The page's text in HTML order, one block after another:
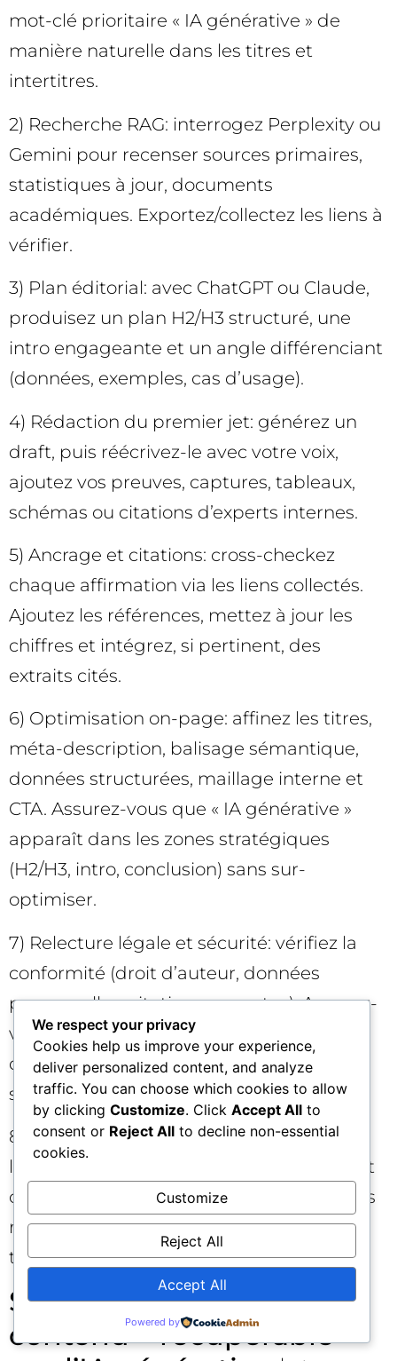
mot-clé prioritaire « IA générative » de
manière naturelle dans les titres et
intertitres.
2) Recherche RAG: interrogez Perplexity ou
Gemini pour recenser sources primaires,
statistiques à jour, documents
académiques. Exportez/collectez les liens à
vérifier.
3) Plan éditorial: avec ChatGPT ou Claude,
produisez un plan H2/H3 structuré, une
intro engageante et un angle différenciant
(données, exemples, cas d’usage).
4) Rédaction du premier jet: générez un
draft, puis réécrivez-le avec votre voix,
ajoutez vos preuves, captures, tableaux,
schémas ou citations d’experts internes.
5) Ancrage et citations: cross-checkez
chaque affirmation via les liens collectés.
Ajoutez les références, mettez à jour les
chiffres et intégrez, si pertinent, des
extraits cités.
6) Optimisation on-page: affinez les titres,
méta-description, balisage sémantique,
données structurées, maillage interne et
CTA. Assurez-vous que « IA générative »
apparaît dans les zones stratégiques
(H2/H3, intro, conclusion) sans sur-
optimiser.
7) Relecture légale et sécurité: vérifiez la
conformité (droit d’auteur, données
personnelles, citations correctes). Assurez-
vous que rien de sensible n’a été exposé
dans les prompts hors environnement
sécurisé.
8) Publication et suivi: publiez, surveillez
l’engagement (clics, scroll, conversions), et
observez la présence potentielle dans des
réponses IA (captures d’écran, mentions,
trafic référent).
SEO : rendre votre
contenu « récupérable »
We respect your privacy
Cookies help us improve your experience,
deliver personalized content, and analyze
traffic. You can choose which cookies to allow
by clicking Customize. Click Accept All to
consent or Reject All to decline non-essential
cookies.
Customize
Reject All
Accept All
Powered by